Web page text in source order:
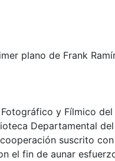
plano de Frank
y Fílmico del
Departamental
suscrito
el fin de aunar